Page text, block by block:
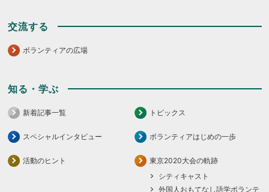
交流する
ボランティアの広場
知る・学ぶ
新着記事一覧 トピックス
スペシャルインタビュー ボランティアはじめの一歩
活動のヒント
東京2020大会の軌跡
シティキャスト
外国人おもてなし語学ボランテ